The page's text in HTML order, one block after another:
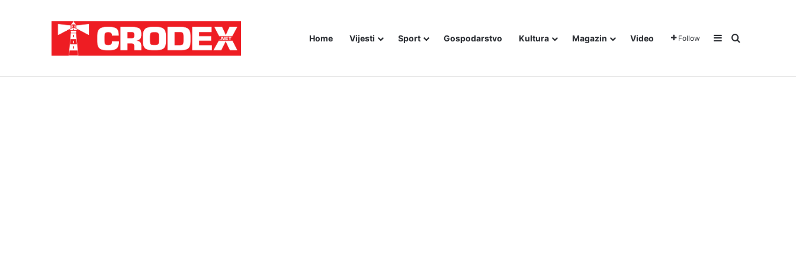
Home Vijesti Sport Gospodarstvo Kultura Magazin Video Follow Sidebar
Traži